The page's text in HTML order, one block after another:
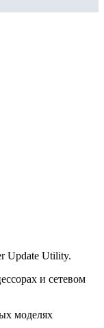
Update Utility.
и сетевом
моделях